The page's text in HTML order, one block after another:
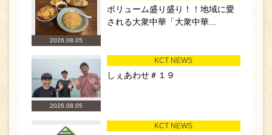
2026.08.05
ボリューム盛り盛り！！地域に愛
される大衆中華「大衆中華...
2026.08.05
KCT NEWS
しぇあわせ＃１９
KCT NEWS